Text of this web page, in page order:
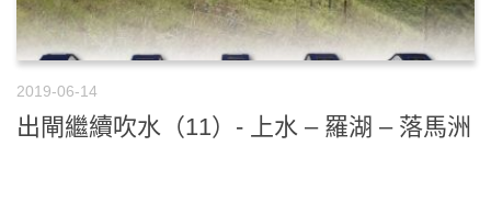
2019-06-14
出閘繼續吹水（11）- 上水 – 羅湖 – 落馬洲